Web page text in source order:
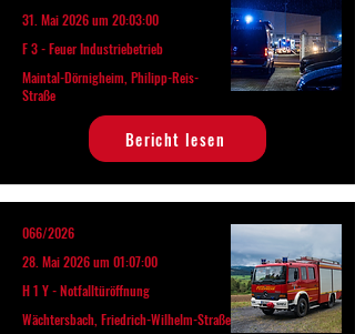
31. Mai 2026 um 20:03:00
F 3 - Feuer Industriebetrieb
Maintal-Dörnigheim, Philipp-Reis-
Straße
Bericht lesen
066/2026
28. Mai 2026 um 01:07:00
H 1 Y - Notfalltüröffnung
Wächtersbach, Friedrich-Wilhelm-Straße